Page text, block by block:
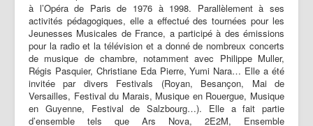
à l’Opéra de Paris de 1976 à 1998. Parallèlement à ses
activités pédagogiques, elle a effectué des tournées pour les
Jeunesses Musicales de France, a participé à des émissions
pour la radio et la télévision et a donné de nombreux concerts
de musique de chambre, notamment avec Philippe Muller,
Régis Pasquier, Christiane Eda Pierre, Yumi Nara… Elle a été
invitée par divers Festivals (Royan, Besançon, Mai de
Versailles, Festival du Marais, Musique en Rouergue, Musique
en Guyenne, Festival de Salzbourg…). Elle a fait partie
d’ensemble tels que Ars Nova, 2E2M, Ensemble